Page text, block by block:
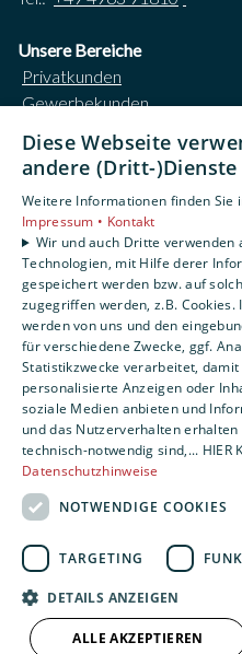
Unsere Bereiche
Privatkunden
Gewerbekunden
Unternehmen
Kontakt
Impressum
Datenschutzerklärung
AGB
Barrierefreiheitserklärung
Diese Webseite
andere (Dritt-)Dienste
Weitere Informationen finden Sie
Impressum • Kontakt
Wir und auch Dritte verwenden
Technologien, mit Hilfe derer
gespeichert werden bzw. auf
zugegriffen werden, z.B.
werden von uns und den
für verschiedene Zwecke, ggf.
Statistikzwecke verarbeitet,
personalisierte Anzeigen oder
soziale Medien anbieten und
und das Nutzerverhalten
technisch-notwendig sind,... HIER
Datenschutzhinweise
NOTWENDIGE COOKIES
TARGETING
DETAILS ANZEIGEN
ALLE AKZEPTIEREN